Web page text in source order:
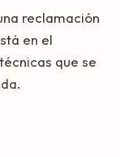
reclamación
en el
que se